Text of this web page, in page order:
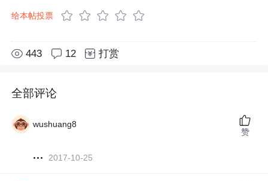
给本帖投票
443 12 打赏
全部评论
wushuang8
2017-10-25
赞